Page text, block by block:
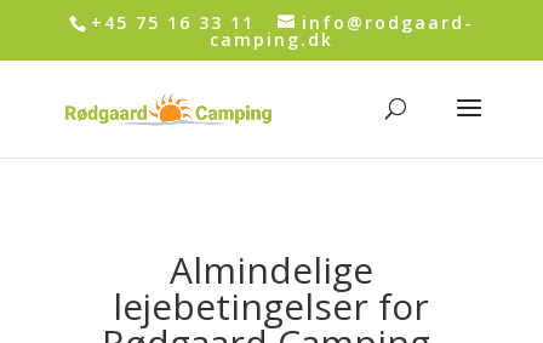
+45 75 16 33 11 info@rodgaard-
camping.dk
Almindelige
lejebetingelser for